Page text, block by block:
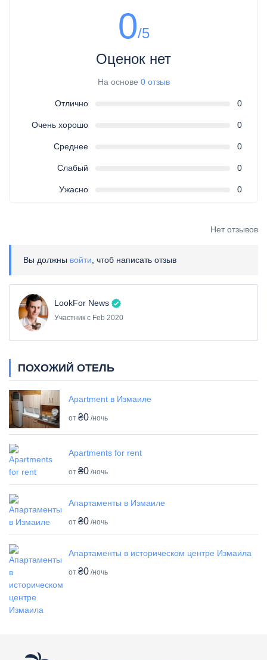
0/5
Оценок нет
На основе 0 отзыв
Отлично 0
Очень хорошо 0
Среднее 0
Слабый 0
Ужасно 0
Нет отзывов
Вы должны войти , чтоб написать отзыв
LookFor News
Участник с Feb 2020
ПОХОЖИЙ ОТЕЛЬ
Apartment в Измаиле
от ₴0 /ночь
Apartments for rent
от ₴0 /ночь
Апартаменты в Измаиле
от ₴0 /ночь
Апартаменты в историческом центре Измаила
от ₴0 /ночь